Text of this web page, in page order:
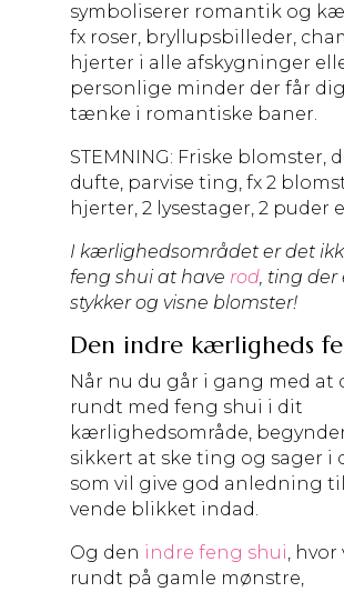
symboliserer romantik og
fx roser, bryllupsbilleder,
hjerter i alle afskygninger
personlige minder der får
tænke i romantiske baner.
STEMNING: Friske blomster,
dufte, parvise ting, fx 2
hjerter, 2 lysestager, 2 puder
I kærlighedsområdet er det
feng shui at have rod, ting der
stykker og visne blomster!
Den indre kærligheds
Når nu du går i gang med at
rundt med feng shui i dit
kærlighedsområde,
sikkert at ske ting og sager i
som vil give god anledning
vende blikket indad.
Og den indre feng shui, hvor
rundt på gamle mønstre,